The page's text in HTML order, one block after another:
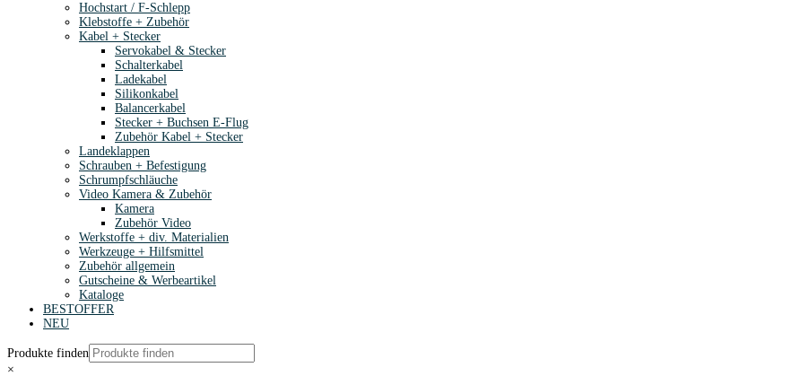
Hochstart / F-Schlepp
Klebstoffe + Zubehör
Kabel + Stecker
Servokabel & Stecker
Schalterkabel
Ladekabel
Silikonkabel
Balancerkabel
Stecker + Buchsen E-Flug
Zubehör Kabel + Stecker
Landeklappen
Schrauben + Befestigung
Schrumpfschläuche
Video Kamera & Zubehör
Kamera
Zubehör Video
Werkstoffe + div. Materialien
Werkzeuge + Hilfsmittel
Zubehör allgemein
Gutscheine & Werbeartikel
Kataloge
BESTOFFER
NEU
Produkte finden
×